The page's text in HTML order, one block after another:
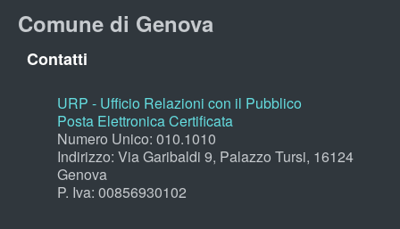
Comune di Genova
Contatti
URP - Ufficio Relazioni con il Pubblico
Posta Elettronica Certificata
Numero Unico: 010.1010
Indirizzo: Via Garibaldi 9, Palazzo Tursi, 16124
Genova
P. Iva: 00856930102